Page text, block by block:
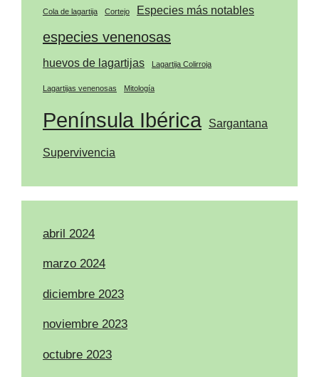
Cola de lagartija Cortejo Especies más notables
especies venenosas
huevos de lagartijas Lagartija Colirroja
Lagartijas venenosas Mitología
Península Ibérica Sargantana
Supervivencia
abril 2024
marzo 2024
diciembre 2023
noviembre 2023
octubre 2023